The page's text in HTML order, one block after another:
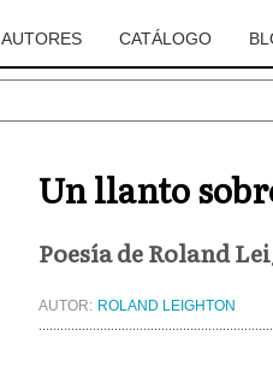
AUTORES CATÁLOGO
Un llanto
Poesía de Roland
AUTOR: ROLAND LEIGHTON